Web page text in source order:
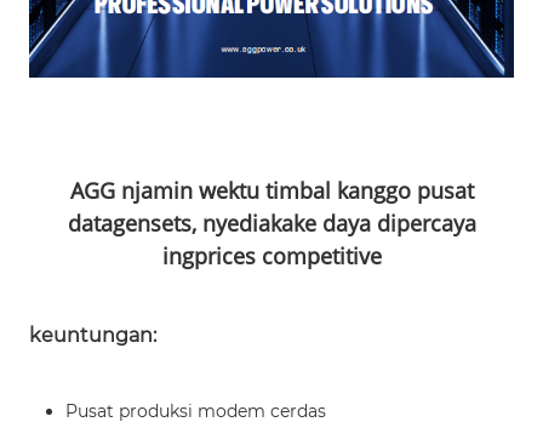
AGG njamin wektu timbal kanggo pusat
datagensets, nyediakake daya dipercaya
ingprices competitive
keuntungan:
Pusat produksi modem cerdas